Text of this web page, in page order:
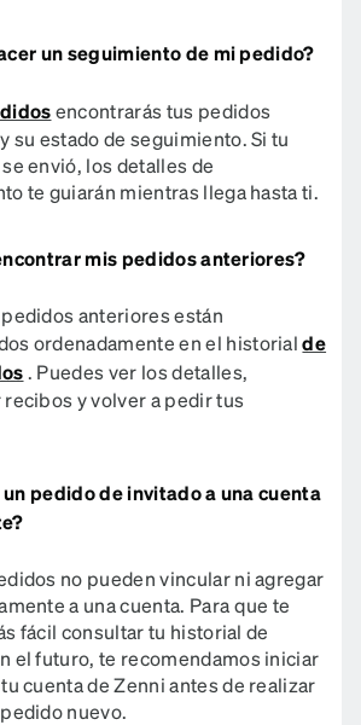
un seguimiento de mi pedido?
encontrarás tus pedidos
su estado de seguimiento. Si tu
envió, los detalles de
te guiarán mientras llega hasta ti.​​​​​​​​​
mis pedidos anteriores?
anteriores están
ordenadamente en el historialde
. Puedes ver los detalles,
recibos y volver a pedir tus
pedido de invitado a una cuenta
no pueden vincular ni agregar
a una cuenta. Para que te
fácil consultar tu historial de
el futuro, te recomendamos iniciar
cuenta de Zenni antes de realizar
nuevo.